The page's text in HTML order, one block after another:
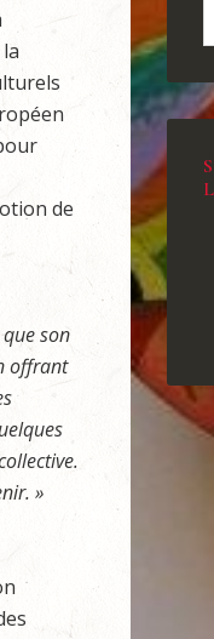
de
son
offrant
»